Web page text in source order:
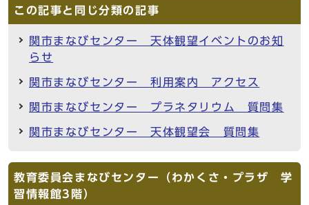
この記事と同じ分類の記事
関市まなびセンター 天体観望イベントのお知
らせ
関市まなびセンター 利用案内 アクセス
関市まなびセンター プラネタリウム 質問集
関市まなびセンター 天体観望会 質問集
教育委員会まなびセンター（わかくさ・プラザ 学
習情報館3階）